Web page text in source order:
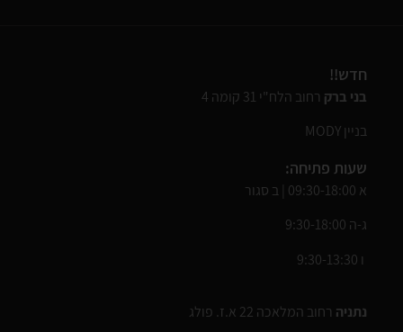
חדש!!
בני ברק רחוב הלח"י 31 קומה 4
בניין MODY
שעות פתיחה:
א 09:30-18:00 | ב סגור
ג-ה 9:30-18:00
ו 9:30-13:30
נתניה רחוב המלאכה 22 א.ז. פולג